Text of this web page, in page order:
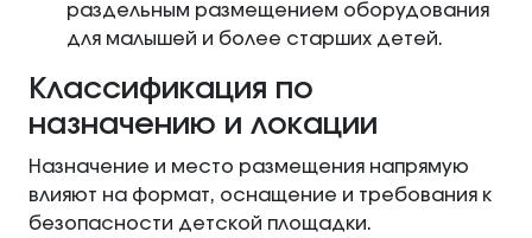
раздельным размещением оборудования
для малышей и более старших детей.
Классификация по
назначению и локации
Назначение и место размещения напрямую
влияют на формат, оснащение и требования к
безопасности детской площадки.